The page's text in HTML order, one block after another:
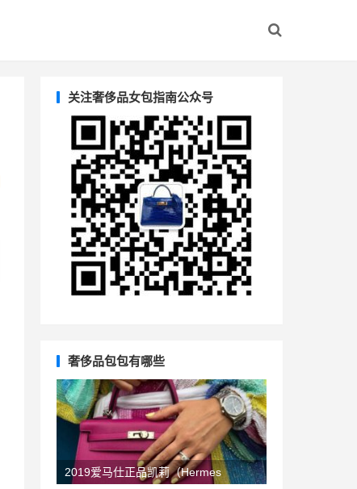
关注奢侈品女包指南公众号
奢侈品包包有哪些
2019爱马仕正品凯莉（Hermes